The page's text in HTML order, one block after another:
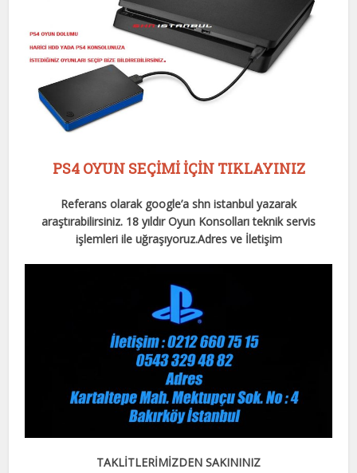
PS4 OYUN SEÇİMİ İÇİN TIKLAYINIZ
Referans olarak google’a shn istanbul yazarak
araştırabilirsiniz. 18 yıldır Oyun Konsolları teknik servis
işlemleri ile uğraşıyoruz.Adres ve İletişim
TAKLİTLERİMİZDEN SAKININIZ